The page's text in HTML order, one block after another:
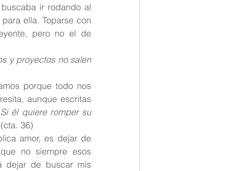
ir rodando al
ella. Toparse con
pero no el de
y proyectos no salen
porque todo nos
aunque escritas
Si él quiere romper su
36)
amor, es dejar de
no siempre esos
dejar de buscar mis